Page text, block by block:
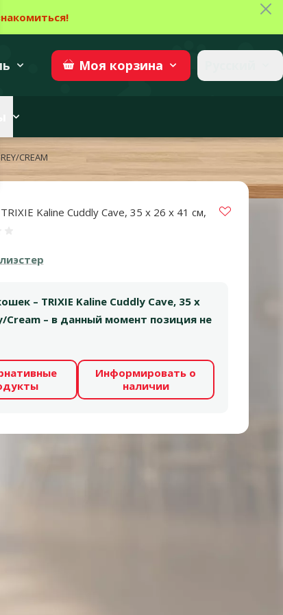
Участвовать
Моя корзина
CREAM
Kaline Cuddly Cave, 35 x 26 x 41 см,
– TRIXIE Kaline Cuddly Cave, 35 x
Cream – в данный момент позиция не
Информировать о
наличии